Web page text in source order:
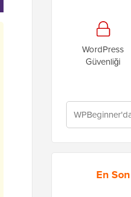
WordPress
Güvenliği
En Son